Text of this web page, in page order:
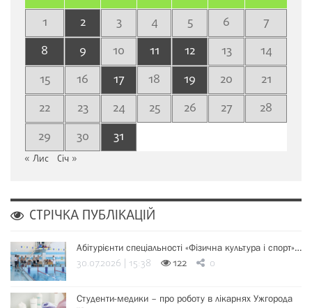
1 2 3 4 5 6
7
8
9 10 11 12 13
14
15
16 17 18 19 20
21
22
23 24 25 26 27
28
29
30 31
« Лис Січ »
СТРІЧКА ПУБЛІКАЦІЙ
Абітурієнти спеціальності «Фізична культура і спорт»…
30.07.2026 | 15:38 122 0
Студенти-медики – про роботу в лікарнях Ужгорода